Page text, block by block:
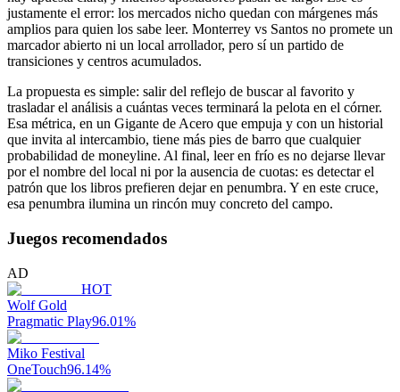
justamente el error: los mercados nicho quedan con márgenes más
amplios para quien los sabe leer. Monterrey vs Santos no promete un
marcador abierto ni un local arrollador, pero sí un partido de
transiciones y centros acumulados.
La propuesta es simple: salir del reflejo de buscar al favorito y
trasladar el análisis a cuántas veces terminará la pelota en el córner.
Esa métrica, en un Gigante de Acero que empuja y con un historial
que invita al intercambio, tiene más pies de barro que cualquier
probabilidad de moneyline. Al final, leer en frío es no dejarse llevar
por el nombre del local ni por la ausencia de cuotas: es detectar el
patrón que los libros prefieren dejar en penumbra. Y en este cruce,
esa penumbra ilumina un rincón muy concreto del campo.
Juegos recomendados
AD
HOT
Wolf Gold
Pragmatic Play96.01%
Miko Festival
OneTouch96.14%